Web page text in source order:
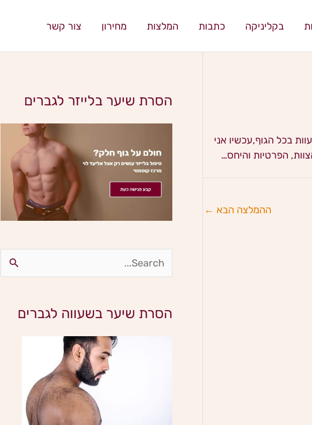
בקליניקה כתבות המלצות מחירון צור קשר
בכל הגוף,עכשיו אני
הפרטיות והיחס…
ההמלצה הבא ←
הסרת שיער בלייזר לגברים
הסרת שיער בשעווה לגברים